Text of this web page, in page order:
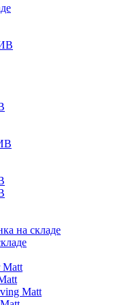
на складе
Matt
Matt